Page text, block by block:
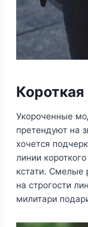
Короткая
Укороченные
претендуют на
хочется
линии
кстати. Смелые
на строгости
милитари